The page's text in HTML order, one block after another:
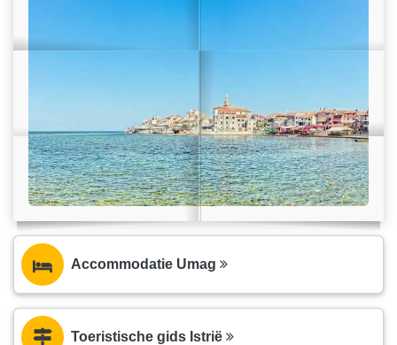
Accommodatie Umag
Toeristische gids Istrië